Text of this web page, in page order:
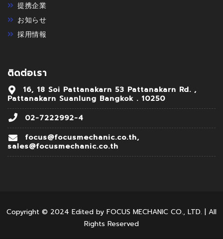
提携企業
お知らせ
採用情報
ติดต่อเรา
16, 18 Soi Pattanakarn 53 Pattanakarn Rd. ,
Pattanakarn Suanlung Bangkok . 10250
02-7222992-4
focus@focusmechanic.co.th,
sales@focusmechanic.co.th
Copyright © 2024 Edited by FOCUS MECHANIC CO., LTD. | All
Rights Reserved